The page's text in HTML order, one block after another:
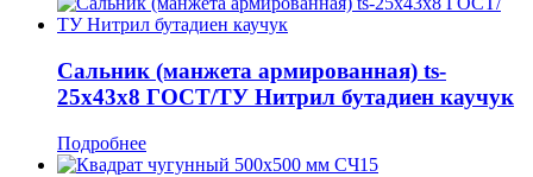
Сальник (манжета армированная) ts-
25x43x8 ГОСТ/ТУ Нитрил бутадиен каучук
Подробнее